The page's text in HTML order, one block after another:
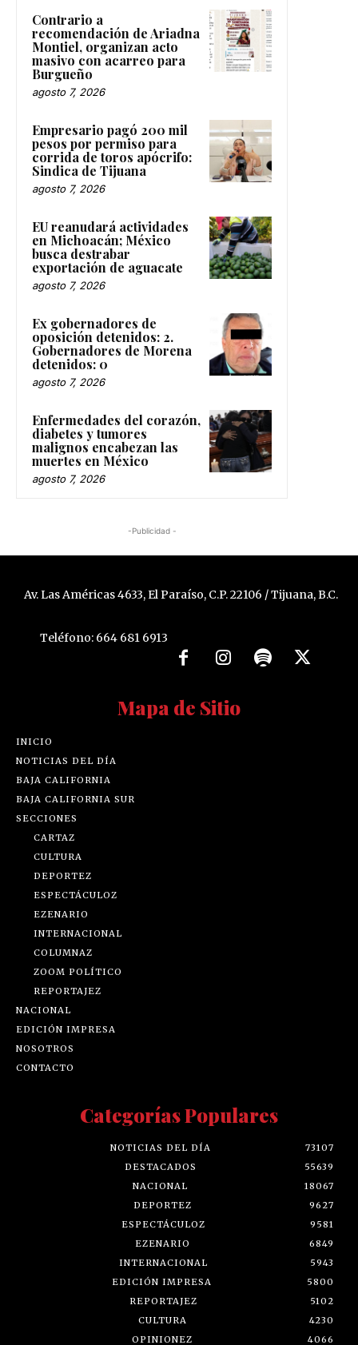
Contrario a
recomendación de Ariadna
Montiel, organizan acto
masivo con acarreo para
Burgueño
agosto 7, 2026
Empresario pagó 200 mil
pesos por permiso para
corrida de toros apócrifo:
Sindica de Tijuana
agosto 7, 2026
EU reanudará actividades
en Michoacán; México
busca destrabar
exportación de aguacate
agosto 7, 2026
Ex gobernadores de
oposición detenidos: 2.
Gobernadores de Morena
detenidos: 0
agosto 7, 2026
Enfermedades del corazón,
diabetes y tumores
malignos encabezan las
muertes en México
agosto 7, 2026
-Publicidad -
Av. Las Américas 4633, El Paraíso, C.P. 22106 / Tijuana, B.C.
Teléfono: 664 681 6913
Mapa de Sitio
INICIO
NOTICIAS DEL DÍA
BAJA CALIFORNIA
BAJA CALIFORNIA SUR
SECCIONES
CARTAZ
CULTURA
DEPORTEZ
ESPECTÁCULOZ
EZENARIO
INTERNACIONAL
COLUMNAZ
ZOOM POLÍTICO
REPORTAJEZ
NACIONAL
EDICIÓN IMPRESA
NOSOTROS
CONTACTO
Categorías Populares
NOTICIAS DEL DÍA
73107
DESTACADOS
55639
NACIONAL
18067
DEPORTEZ
9627
ESPECTÁCULOZ
9581
EZENARIO
6849
INTERNACIONAL
5943
EDICIÓN IMPRESA
5800
REPORTAJEZ
5102
CULTURA
4230
OPINIONEZ
4066